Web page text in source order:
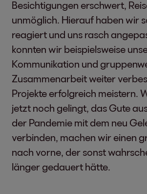
Besichtigungen erschwert,
unmöglich. Hierauf haben wir
reagiert und uns rasch
konnten wir beispielsweise
Kommunikation und
Zusammenarbeit weiter
Projekte erfolgreich meistern.
jetzt noch gelingt, das Gute
der Pandemie mit dem neu
verbinden, machen wir einen
nach vorne, der sonst
länger gedauert hätte.